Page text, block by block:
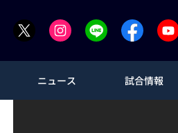
ニュース 試合情報